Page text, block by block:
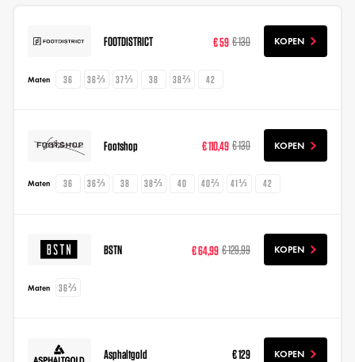
FOOTDISTRICT € 59 € 130 KOPEN
Maten 36 36⅔ 37⅓ 38 38⅔ 42
Footshop € 110,49 € 130 KOPEN
Maten 36 36⅔ 38 38⅔ 40 40⅔ 41⅓ 42
BSTN € 64,99 € 129,99 KOPEN
Maten 36⅔
Asphaltgold € 129 KOPEN